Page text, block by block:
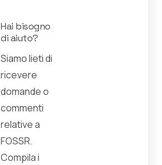
Hai bisogno
di aiuto?
Siamo lieti di
ricevere
domande o
commenti
relative a
FOSSR.
Compila i